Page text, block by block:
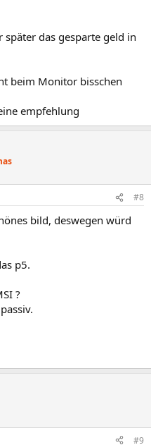
das gesparte geld in
beim Monitor bisschen
empfehlung
#8
bild, deswegen würd
p5.
?
#9